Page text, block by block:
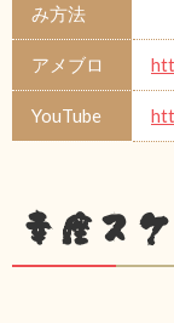
み方法
アメブロ
YouTube
幸座ス